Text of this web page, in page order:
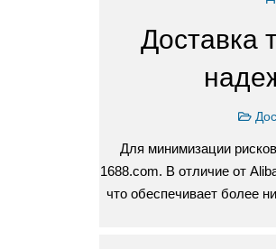
Доставка
Для минимизации
1688.com. В отличие от
что обеспечивает более